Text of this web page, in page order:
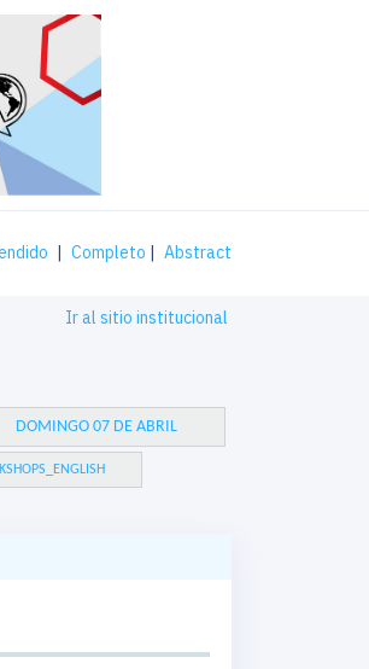
| Completo | Abstract
Ir al sitio institucional
DOMINGO 07 DE ABRIL